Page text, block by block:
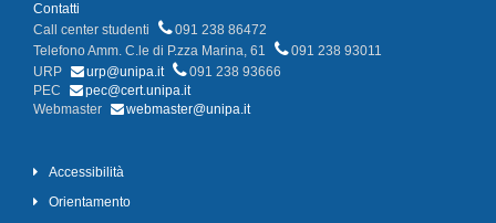
Contatti
Call center studenti
091 238 86472
Telefono Amm. C.le di P.zza Marina, 61
091 238 93011
URP
urp@unipa.it
091 238 93666
PEC
pec@cert.unipa.it
Webmaster
webmaster@unipa.it
Accessibilità
Orientamento